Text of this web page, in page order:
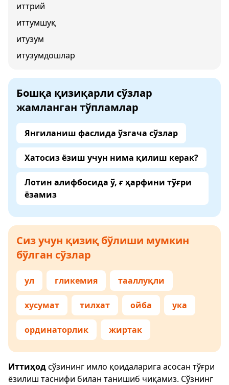
иттрий
иттумшуқ
итузум
итузумдошлар
Бошқа қизиқарли сўзлар
жамланган тўпламлар
Янгиланиш фаслида ўзгача сўзлар
Хатосиз ёзиш учун нима қилиш керак?
Лотин алифбосида ў, ғ ҳарфини тўғри
ёзамиз
Сиз учун қизиқ бўлиши мумкин
бўлган сўзлар
ул гликемия тааллуқли
хусумат тилхат ойба ука
ординаторлик жиртак
Иттиҳодсўзининг имло қоидаларига асосан тўғри
ёзилиш таснифи билан танишиб чиқамиз. Сўзнинг